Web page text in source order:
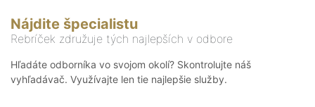
Nájdite špecialistu
Rebríček združuje tých najlepších v odbore
Hľadáte odborníka vo svojom okolí? Skontrolujte náš
vyhľadávač. Využívajte len tie najlepšie služby.